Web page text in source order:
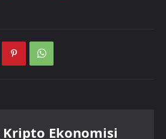
Kripto Ekonomisi